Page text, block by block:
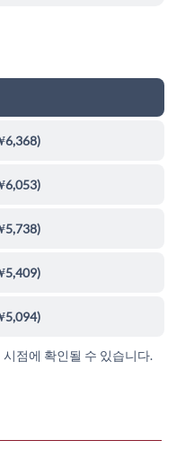
)
)
)
)
)
점에 확인될 수 있습니다.